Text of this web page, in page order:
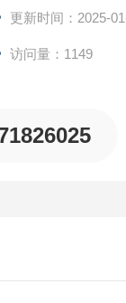
更新时间：2025-
访问量：1149